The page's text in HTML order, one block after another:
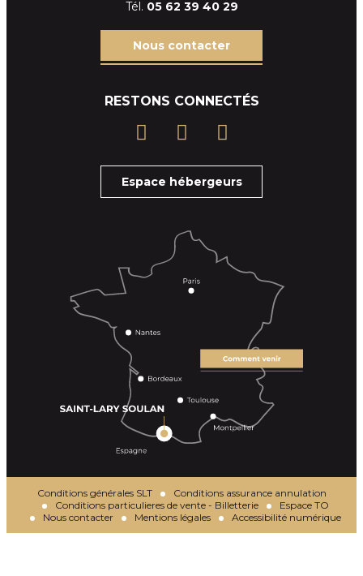
Tél. 05 62 39 40 29
Nous contacter
RESTONS CONNECTÉS
Espace hébergeurs
Conditions générales SLT
Conditions assurance annulation
Conditions particulieres de vente - Billetterie
Espace TO
Nous contacter
Mentions légales Accessibilité numérique